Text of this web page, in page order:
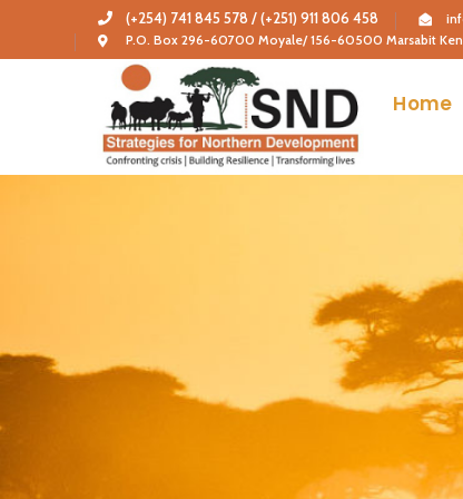
(+254) 741 845 578 / (+251) 911 806 458
P.O. Box 296-60700 Moyale/ 156-60500 Marsabit
Home